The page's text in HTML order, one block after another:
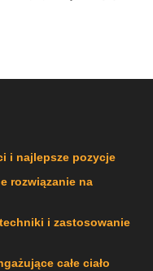
i najlepsze pozycje
rozwiązanie na
i zastosowanie
całe ciało